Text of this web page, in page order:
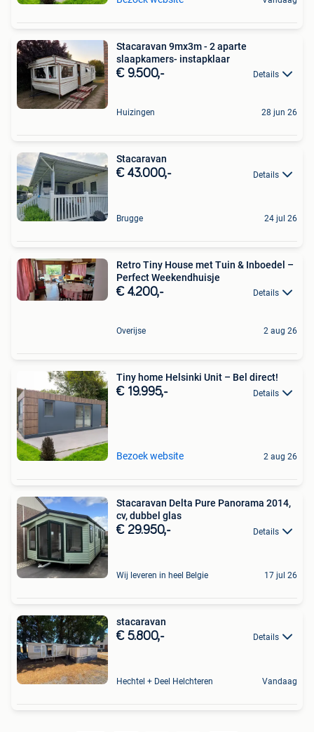
Stacaravan 9mx3m - 2 aparte
slaapkamers- instapklaar
€ 9.500,- Details
Huizingen 28 jun 26
Stacaravan
€ 43.000,- Details
Brugge 24 jul 26
Retro Tiny House met Tuin & Inboedel –
Perfect Weekendhuisje
€ 4.200,- Details
Overijse 2 aug 26
Tiny home Helsinki Unit – Bel direct!
€ 19.995,- Details
Bezoek website 2 aug 26
Stacaravan Delta Pure Panorama 2014,
cv, dubbel glas
€ 29.950,- Details
Wij leveren in heel Belgie 17 jul 26
stacaravan
€ 5.800,- Details
Hechtel + Deel Helchteren Vandaag